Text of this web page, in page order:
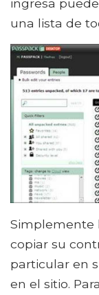
una lista de
Simplemente
copiar su
particular en
en el sitio.